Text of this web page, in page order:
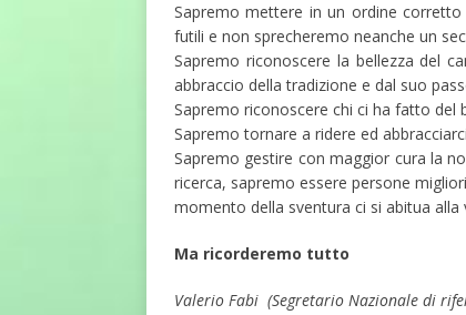
Sapremo mettere in un ordine
futili e non sprecheremo neanche un
Sapremo riconoscere la bellezza del
abbraccio della tradizione e dal suo
Sapremo riconoscere chi ci ha fatto del
Sapremo tornare a ridere ed
Sapremo gestire con maggior cura la
ricerca, sapremo essere persone
momento della sventura ci si abitua alla
Ma ricorderemo tutto
Valerio Fabi (Segretario Nazionale di